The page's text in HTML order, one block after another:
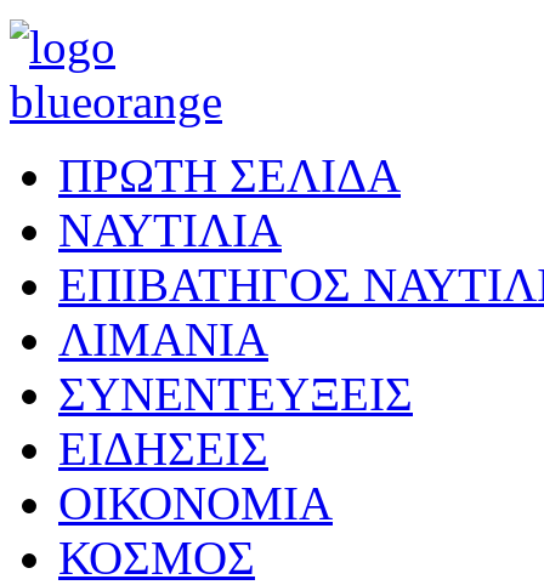
ΠΡΩΤΗ ΣΕΛΙΔΑ
ΝΑΥΤΙΛΙΑ
ΕΠΙΒΑΤΗΓΟΣ
ΛΙΜΑΝΙΑ
ΣΥΝΕΝΤΕΥΞΕΙΣ
ΕΙΔΗΣΕΙΣ
ΟΙΚΟΝΟΜΙΑ
ΚΟΣΜΟΣ